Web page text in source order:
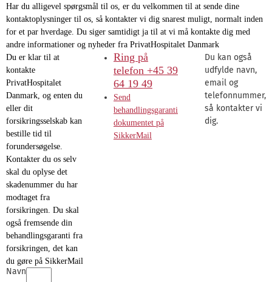
Har du alligevel spørgsmål til os, er du velkommen til at sende dine
kontaktoplysninger til os, så kontakter vi dig snarest muligt, normalt inden
for et par hverdage. Du siger samtidigt ja til at vi må kontakte dig med
andre informationer og nyheder fra PrivatHospitalet Danmark
Du er klar til at
kontakte
PrivatHospitalet
Danmark, og enten du
eller dit
forsikringsselskab kan
bestille tid til
forundersøgelse.
Kontakter du os selv
skal du oplyse det
skadenummer du har
modtaget fra
forsikringen. Du skal
også fremsende din
behandlingsgaranti fra
forsikringen, det kan
du gøre på SikkerMail
Ring på
telefon +45 39
64 19 49
Send
behandlingsgaranti
dokumentet på
SikkerMail
Du kan også
udfylde navn,
email og
telefonnummer,
så kontakter vi
dig.
Navn